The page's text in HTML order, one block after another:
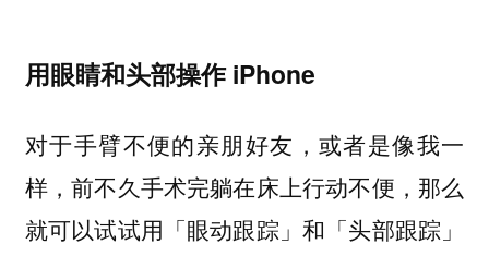
用眼睛和头部操作 iPhone
对于手臂不便的亲朋好友，或者是像我一
样，前不久手术完躺在床上行动不便，那么
就可以试试用「眼动跟踪」和「头部跟踪」